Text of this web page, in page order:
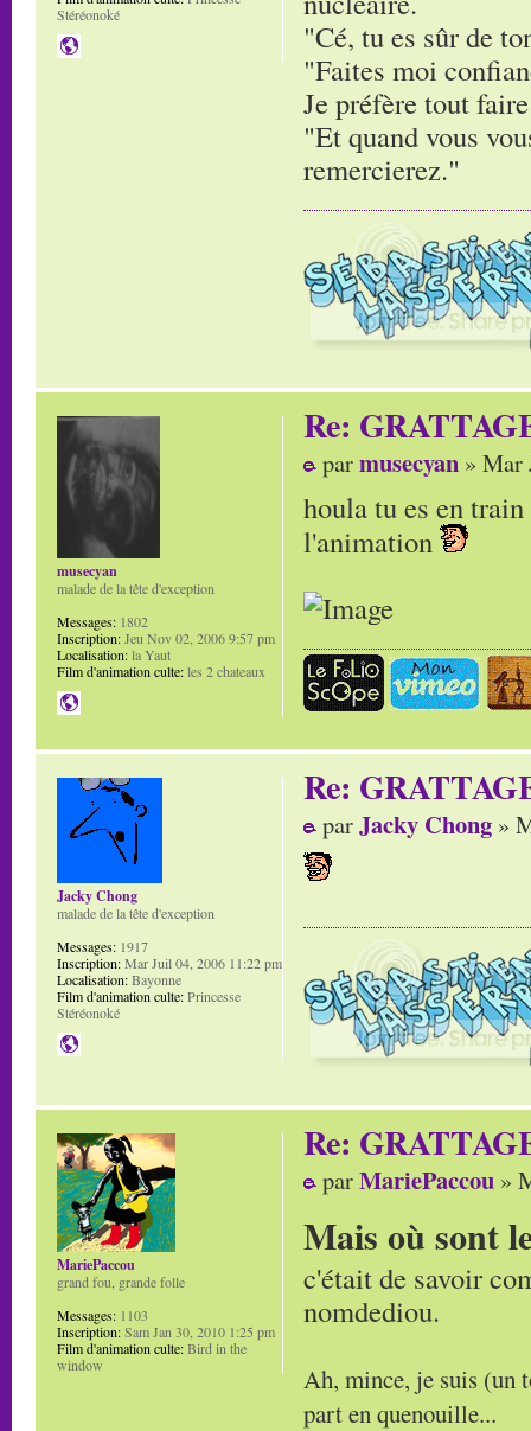
"Cé, tu es sûr de
"Faites moi
Je préfère tout
"Et quand vous
remercierez."
Stéréonoké
Re:
parmusecyan » Mar
houla tu es en
l'animation
musecyan
malade de la tête d'exception
Messages: 1802
Inscription:Jeu Nov 02, 2006 9:57 pm
Localisation:la Yaut
Film d'animation culte:les 2 chateaux
Re:
parJacky Chong »
Jacky Chong
malade de la tête d'exception
Messages: 1917
Inscription:Mar Juil 04, 2006 11:22 pm
Localisation:Bayonne
Film d'animation culte:Princesse
Stéréonoké
Re:
parMariePaccou »
Mais où sont
c'était de savoir
nomdediou.
Ah, mince, je suis (un
part en quenouille...
MariePaccou
grand fou, grande folle
Messages: 1103
Inscription:Sam Jan 30, 2010 1:25 pm
Film d'animation culte:Bird in the
window